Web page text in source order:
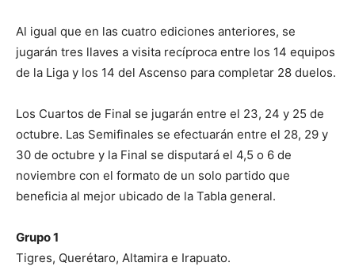
Al igual que en las cuatro ediciones anteriores, se
jugarán tres llaves a visita recíproca entre los 14 equipos
de la Liga y los 14 del Ascenso para completar 28 duelos.
Los Cuartos de Final se jugarán entre el 23, 24 y 25 de
octubre. Las Semifinales se efectuarán entre el 28, 29 y
30 de octubre y la Final se disputará el 4,5 o 6 de
noviembre con el formato de un solo partido que
beneficia al mejor ubicado de la Tabla general.
Grupo 1
Tigres, Querétaro, Altamira e Irapuato.